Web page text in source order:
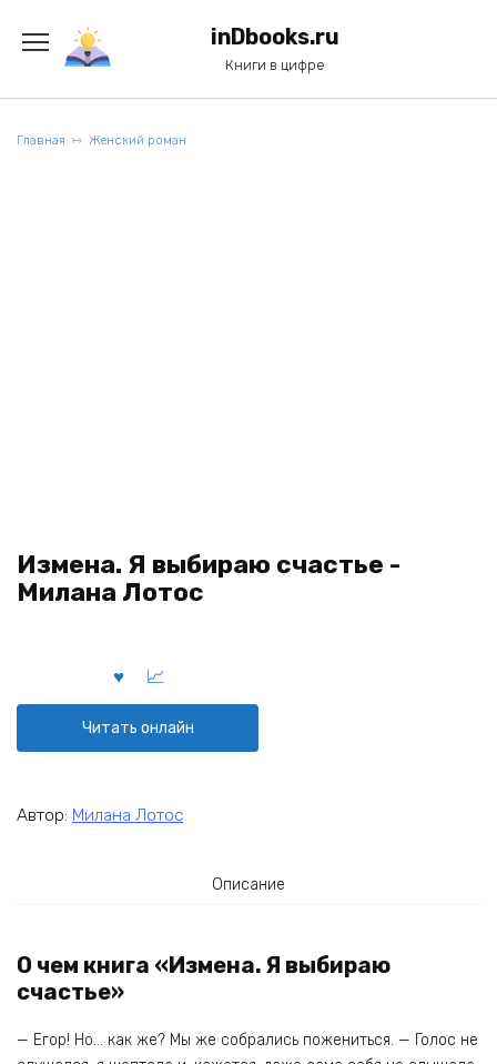
содержанию
inDbooks.ru
Книги в цифре
Главная Женский роман
Измена. Я выбираю счастье -
Милана Лотос
Читать онлайн
Автор: Милана Лотос
Описание
О чем книга «Измена. Я выбираю
счастье»
— Егор! Но… как же? Мы же собрались пожениться. — Голос не